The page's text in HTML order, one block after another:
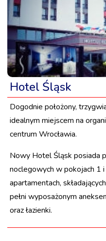
Hotel Śląsk
Dogodnie położony,
idealnym miejscem na
centrum Wrocławia.
Nowy Hotel Śląsk posiada
noclegowych w pokojach 1
apartamentach,
pełni wyposażonym
oraz łazienki.